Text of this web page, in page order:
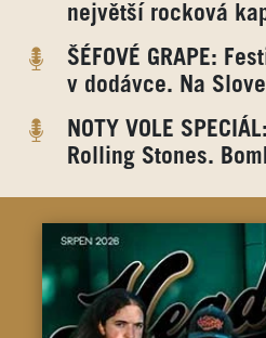
největší rocková
ŠÉFOVÉ GRAPE:
v dodávce. Na
NOTY VOLE
Rolling Stones.